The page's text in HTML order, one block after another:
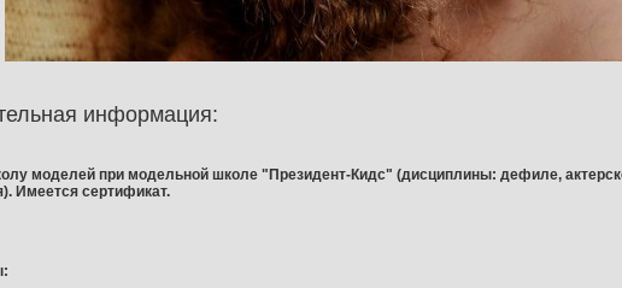
информация:
моделей при модельной школе "Президент-Кидс" (дисциплины: дефиле,
Имеется сертификат.